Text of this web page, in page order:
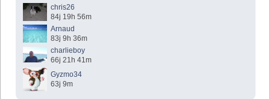
chris26
84j 19h 56m
Arnaud
83j 9h 36m
charlieboy
66j 21h 41m
Gyzmo34
63j 9m